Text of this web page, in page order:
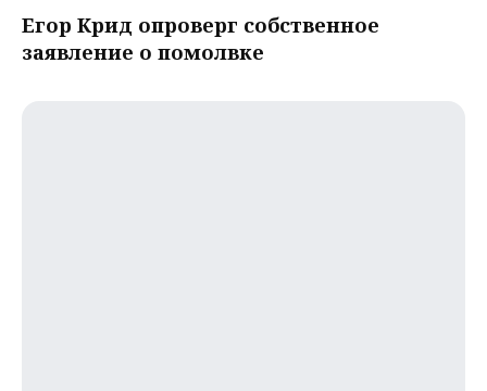
Егор Крид опроверг собственное
заявление о помолвке